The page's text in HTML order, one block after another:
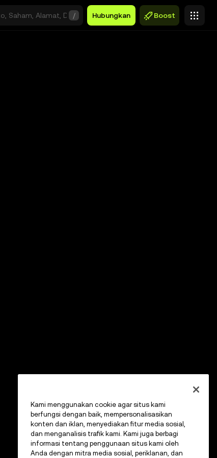
/ Hubungkan Boost
Kami menggunakan cookie agar situs kami
berfungsi dengan baik, mempersonalisasikan
konten dan iklan, menyediakan fitur media sosial,
dan menganalisis trafik kami. Kami juga berbagi
informasi tentang penggunaan situs kami oleh
Anda dengan mitra media sosial, periklanan, dan